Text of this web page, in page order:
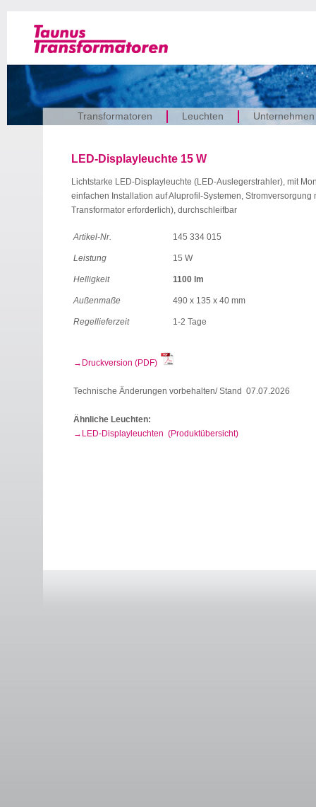
Transformatoren Leuchten Unternehmen
LED-Displayleuchte 15 W
Lichtstarke LED-Displayleuchte (LED-Auslegerstrahler), mit
einfachen Installation auf Aluprofil-Systemen, Stromversorgung
Transformator erforderlich), durchschleifbar
Artikel-Nr. 145 334 015
Leistung 15 W
Helligkeit 1100 lm
Außenmaße 490 x 135 x 40 mm
Regellieferzeit 1-2 Tage
Druckversion (PDF)
Technische Änderungen vorbehalten/ Stand 07.07.2026
Ähnliche Leuchten:
LED-Displayleuchten (Produktübersicht)